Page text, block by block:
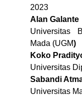
2023
Alan Galante
Universitas
Mada (UGM)
Koko
Universitas
Sabandi
Universitas